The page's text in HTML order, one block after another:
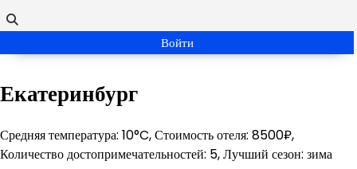
Войти
Екатеринбург
Средняя температура: 10°C, Стоимость отеля: 8500₽,
Количество достопримечательностей: 5, Лучший сезон: зима